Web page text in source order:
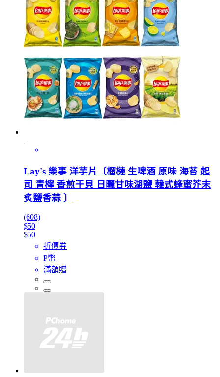
Lay's 樂事 洋芋片〔榴槤 生啤酒 原味 海苔 起
司 青檸 香煎干貝 日曬甘味湖鹽 韓式蜂蜜芥末
炙鹽香蒜 〕
(608)
$50
$50
折價券
P幣
滿額贈